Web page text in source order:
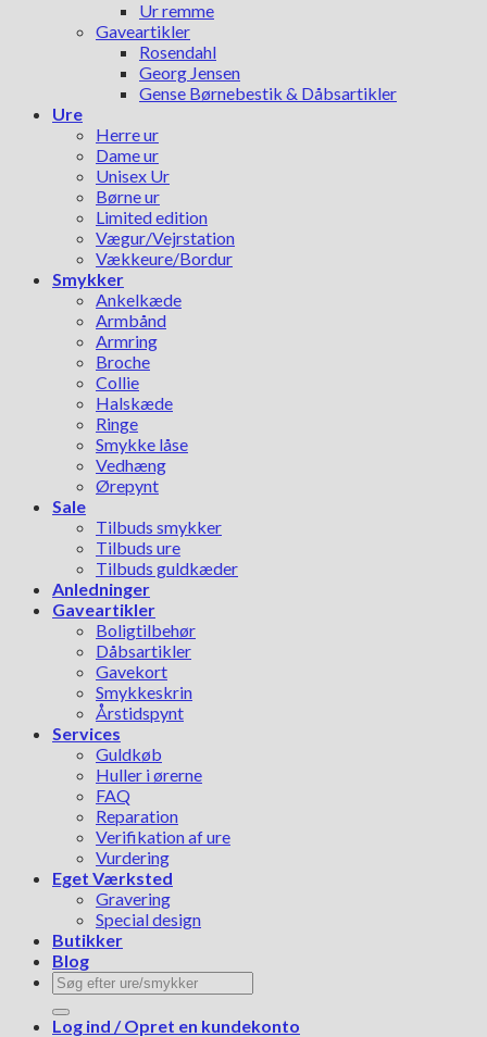
Ur remme
Gaveartikler
Rosendahl
Georg Jensen
Gense Børnebestik & Dåbsartikler
Ure
Herre ur
Dame ur
Unisex Ur
Børne ur
Limited edition
Vægur/Vejrstation
Vækkeure/Bordur
Smykker
Ankelkæde
Armbånd
Armring
Broche
Collie
Halskæde
Ringe
Smykke låse
Vedhæng
Ørepynt
Sale
Tilbuds smykker
Tilbuds ure
Tilbuds guldkæder
Anledninger
Gaveartikler
Boligtilbehør
Dåbsartikler
Gavekort
Smykkeskrin
Årstidspynt
Services
Guldkøb
Huller i ørerne
FAQ
Reparation
Verifikation af ure
Vurdering
Eget Værksted
Gravering
Special design
Butikker
Blog
Søg
efter:
Log ind / Opret en kundekonto